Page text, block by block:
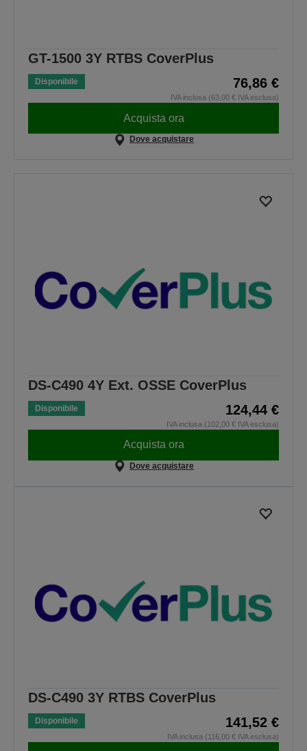
GT-1500 3Y RTBS CoverPlus
Disponibile 76,86 €
IVA inclusa (63,00 € IVA esclusa)
Acquista ora
Dove acquistare
DS-C490 4Y Ext. OSSE CoverPlus
Disponibile 124,44 €
IVA inclusa (102,00 € IVA esclusa)
Acquista ora
Dove acquistare
DS-C490 3Y RTBS CoverPlus
Disponibile 141,52 €
IVA inclusa (116,00 € IVA esclusa)